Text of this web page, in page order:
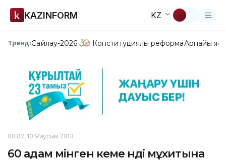
KAZINFORM KZ
Тренд:Сайлау-2026 Конституциялық реформаАрнайы
00:02, 10 Маусым 2013
60 адам мінген кеме Үнді мұхитына